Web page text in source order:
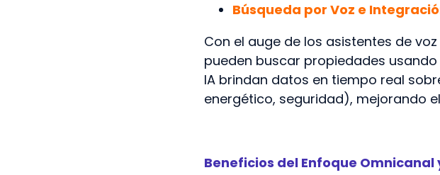
Búsqueda por Voz e
Con el auge de los asistentes de
pueden buscar propiedades
IA brindan datos en tiempo real
energético, seguridad), mejorando
Beneficios del Enfoque Omnicanal